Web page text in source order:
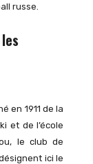
russe.
en 1911 de la
et de l’école
le club de
ici le